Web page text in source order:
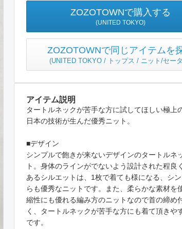
ZOZOTOWNで購入する
(UNITED TOKYO)
ZOZOTOWNで同じアイテムを
(UNITED TOKYO / トップス / ニット/セー
アイテム説明
タートルネックが苦手な方に試してほしい極上
日本の技術が生んだ優秀ニット。
■デザイン
シンプルで飽きが来ないデザインのタートルネ
ト。身体のラインがでないよう設計された程良
あるシルエットは、1枚で着ても様になる、シ
らも優秀なニットです。また、柔らかな素材を
縮性にも優れる編み方のニットなので首の締め
く、タートルネックが苦手な方にも着て頂きや
です。